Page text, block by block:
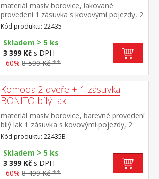
materiál masiv borovice, lakované
provedení 1 zásuvka s kovovými pojezdy, 2
dvířka, 1 police
Kód produktu: 22435
Skladem > 5 ks
3 399 Kč s DPH
-60% 8 599 Kč **
Komoda 2 dveře + 1 zásuvka
BONITO bílý lak
materiál masiv borovice, barevné provedení
bílý lak 1 zásuvka s kovovými pojezdy, 2
dvířka, 1 police
Kód produktu: 22435B
Skladem > 5 ks
3 399 Kč s DPH
-60% 8 499 Kč **